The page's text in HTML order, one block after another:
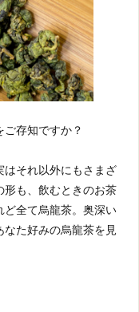
存知ですか？
はそれ以外にもさまざ
形も、飲むときのお茶
ど全て烏龍茶。奥深い
なた好みの烏龍茶を見